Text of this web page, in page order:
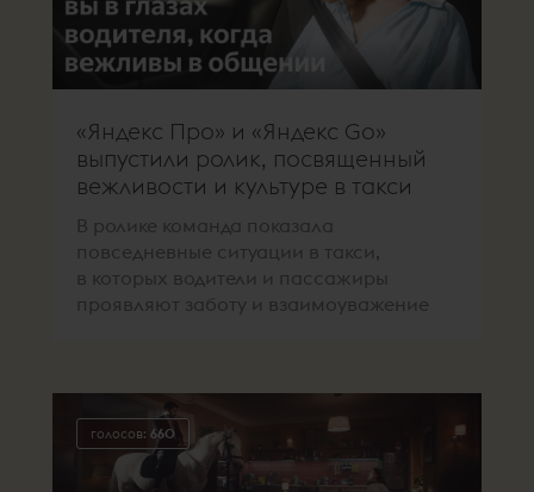
«Яндекс Про» и «Яндекс Go»
выпустили ролик, посвященный
вежливости и культуре в такси
В ролике команда показала
повседневные ситуации в такси,
в которых водители и пассажиры
проявляют заботу и взаимоуважение
голосов: 660